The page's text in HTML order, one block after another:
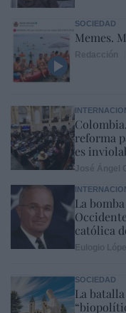
SOCIEDAD
Memes.
reforma
es
La
católica
SOCIEDAD
La